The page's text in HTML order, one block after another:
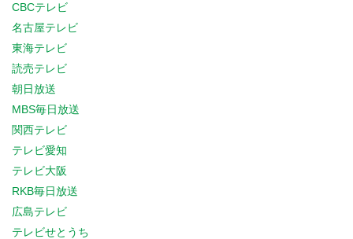
CBCテレビ
名古屋テレビ
東海テレビ
読売テレビ
朝日放送
MBS毎日放送
関西テレビ
テレビ愛知
テレビ大阪
RKB毎日放送
広島テレビ
テレビせとうち